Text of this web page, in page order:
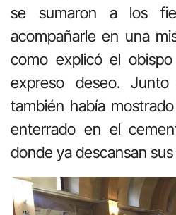
se sumaron a los
acompañarle en una
como explicó el
expreso deseo.
también había
enterrado en el
donde ya descansan